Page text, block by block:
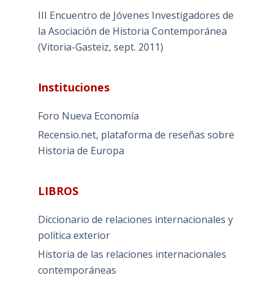
III Encuentro de Jóvenes Investigadores de
la Asociación de Historia Contemporánea
(Vitoria-Gasteiz, sept. 2011)
Instituciones
Foro Nueva Economía
Recensio.net, plataforma de reseñas sobre
Historia de Europa
LIBROS
Diccionario de relaciones internacionales y
política exterior
Historia de las relaciones internacionales
contemporáneas